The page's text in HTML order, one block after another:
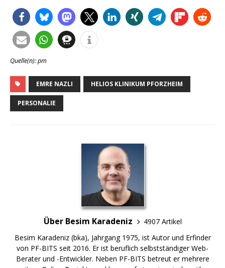
Quelle(n): pm
EMRE NAZLI HELIOS KLINIKUM PFORZHEIM
PERSONALIE
Über Besim Karadeniz
4907 Artikel
Besim Karadeniz (bka), Jahrgang 1975, ist Autor und Erfinder
von PF-BITS seit 2016. Er ist beruflich selbstständiger Web-
Berater und -Entwickler. Neben PF-BITS betreut er mehrere